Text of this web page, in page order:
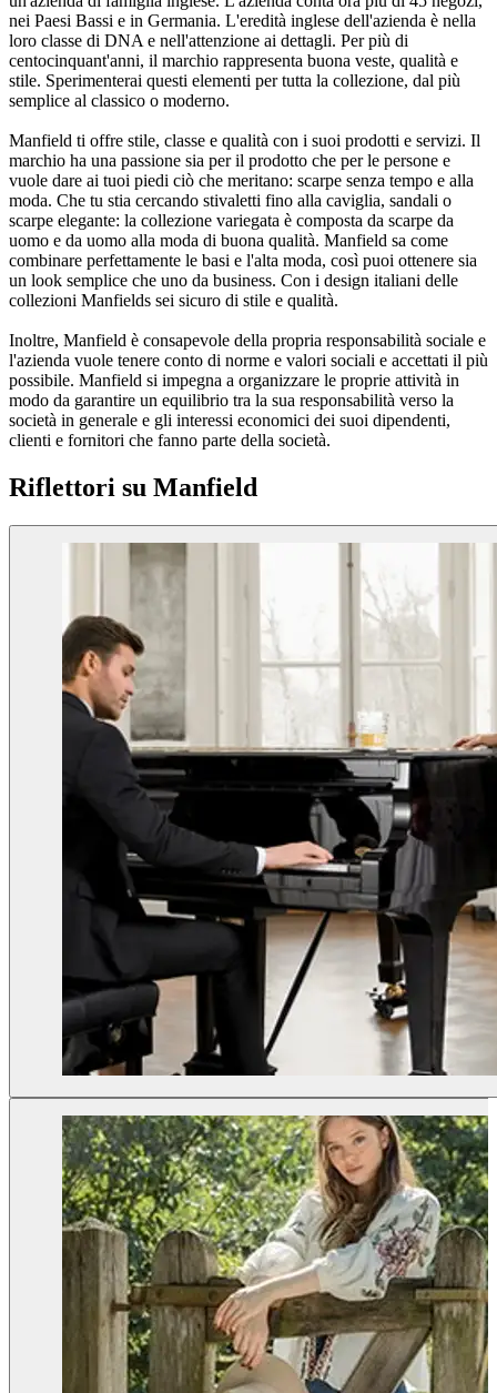
nei Paesi Bassi e in Germania. L'eredità inglese dell'azienda è nella
loro classe di DNA e nell'attenzione ai dettagli. Per più di
centocinquant'anni, il marchio rappresenta buona veste, qualità e
stile. Sperimenterai questi elementi per tutta la collezione, dal più
semplice al classico o moderno.
Manfield ti offre stile, classe e qualità con i suoi prodotti e servizi. Il
marchio ha una passione sia per il prodotto che per le persone e
vuole dare ai tuoi piedi ciò che meritano: scarpe senza tempo e alla
moda. Che tu stia cercando stivaletti fino alla caviglia, sandali o
scarpe elegante: la collezione variegata è composta da scarpe da
uomo e da uomo alla moda di buona qualità. Manfield sa come
combinare perfettamente le basi e l'alta moda, così puoi ottenere sia
un look semplice che uno da business. Con i design italiani delle
collezioni Manfields sei sicuro di stile e qualità.
Inoltre, Manfield è consapevole della propria responsabilità sociale e
l'azienda vuole tenere conto di norme e valori sociali e accettati il più
possibile. Manfield si impegna a organizzare le proprie attività in
modo da garantire un equilibrio tra la sua responsabilità verso la
società in generale e gli interessi economici dei suoi dipendenti,
clienti e fornitori che fanno parte della società.
Riflettori su Manfield